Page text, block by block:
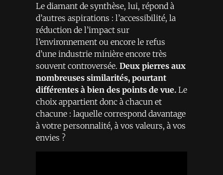
Le diamant de synthèse, lui, répond à
d’autres aspirations : l’accessibilité, la
réduction de l’impact sur
l’environnement ou encore le refus
d’une industrie minière encore très
souvent controversée. Deux pierres aux
nombreuses similarités, pourtant
différentes à bien des points de vue. Le
choix appartient donc à chacun et
chacune : laquelle correspond davantage
à votre personnalité, à vos valeurs, à vos
envies ?